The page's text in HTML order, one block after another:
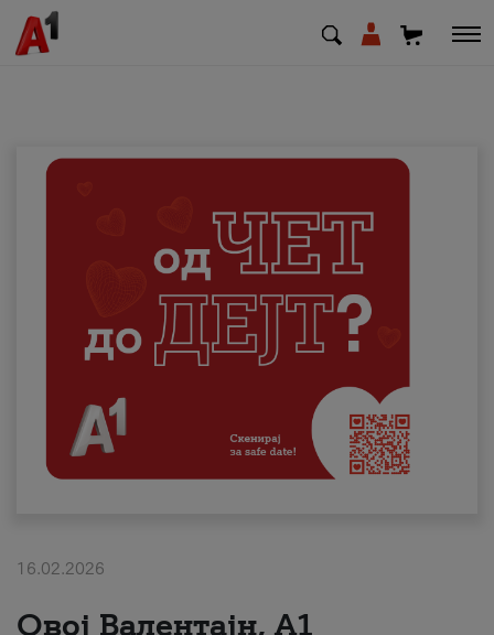
Деловни
Поддршка
Надополни кредит
Плати сметка
#ПодобарОнлајн
16.02.2026
Овој Валентајн, A1